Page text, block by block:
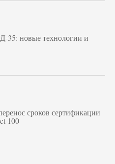
35: новые технологии и
сроков сертификации
100